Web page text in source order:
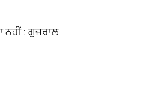
ਨਹੀਂ : ਗੁਜਰਾਲ